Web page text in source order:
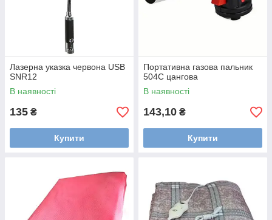
Лазерна указка червона USB
SNR12
В наявності
135 ₴
Купити
Портативна газова пальник
504С цангова
В наявності
143,10 ₴
Купити